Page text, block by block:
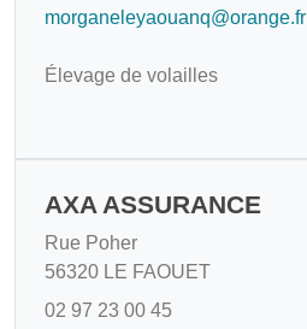
morganeleyaouanq@orange.fr
Élevage de volailles
AXA ASSURANCE
Rue Poher
56320 LE FAOUET
02 97 23 00 45